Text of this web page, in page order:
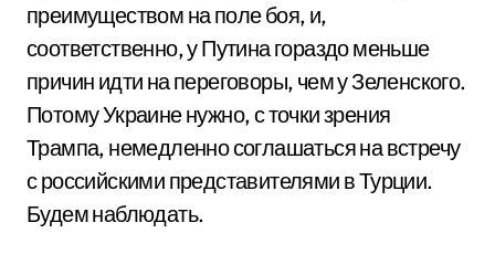
преимуществом на поле боя, и,
соответственно, у Путина гораздо меньше
причин идти на переговоры, чем у Зеленского.
Потому Украине нужно, с точки зрения
Трампа, немедленно соглашаться на встречу
с российскими представителями в Турции.
Будем наблюдать.